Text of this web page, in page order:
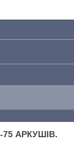
АРКУШІВ.